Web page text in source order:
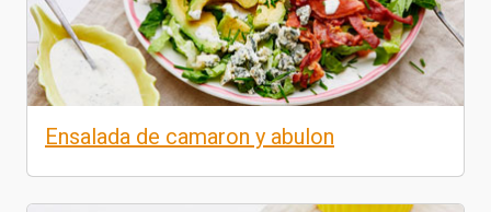
Ensalada de camaron y abulon